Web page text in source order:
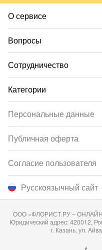
О сервисе
Вопросы
Сотрудничество
Категории
Русскоязычный сайт
Персональные данные
Публичная оферта
Согласие пользователя
ООО «ФЛОРИСТ.РУ –
Юридический адрес: 420012,
г. Казань, ул.